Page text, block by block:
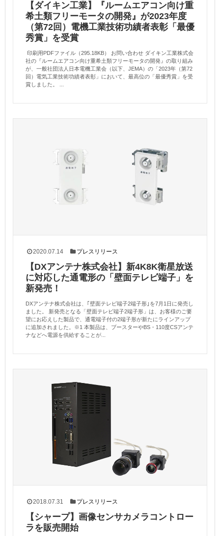
【ダイキン工業】『ルームエアコン向け重
希土類フリーモータの開発』が2023年度
（第72回）電機工業技術功績者表彰「最優
秀賞」を受賞
印刷用PDFファイル（295.18KB） お問い合わせ ダイキン工業株式会
社の『ルームエアコン向け重希土類フリーモータの開発』の取り組み
が、一般社団法人日本電機工業会（以下、JEMA）の「2023年（第72
回）電気工業技術功績者表彰」において、最高位の「最優秀賞」を受
賞しました。 ...
2020.07.14 プレスリリース
【DXアンテナ株式会社】新4K8K衛星放送
に対応した通電形の「壁面テレビ端子」を
新発売！
DXアンテナ株式会社は、｢壁面テレビ端子2端子形｣を7月1日に発売し
ました。 新発売となる「壁面テレビ端子2端子形」は、お客様のご要
望にお応えした製品で、通電端子付の2端子形が新たにラインアップ
に追加されました。※1 本製品は、ブースターやBS・110度CSアンテ
ナなどへ電源を供給することが...
2018.07.31 プレスリリース
【シャープ】画像センサカメラコントロー
ラを販売開始